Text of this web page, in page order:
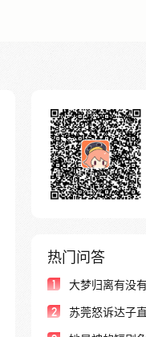
热门问答
1 大梦归离有没
2 苏莞怒诉达子